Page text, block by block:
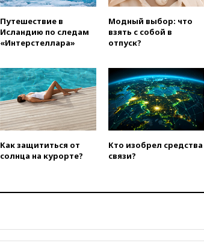
ресторана «Армения» в
Москве вернут утраченную
скульптуру балерины
протаранил погранпункт при
попытке попасть в Россию
вчера, 22:28Бессент
анонсировал скорое
соглашение о прекращении
вчера, 22:15 Три человека
вчера, 22:00Путин поручил
области
Путешествие в
Исландию по следам
«Интерстеллара»
Модный выбор: что
взять с собой в
отпуск?
Как защититься от
солнца на курорте?
Кто изобрел средства
связи?